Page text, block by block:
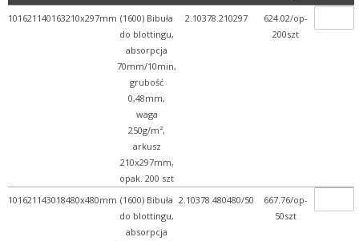
+ Pipetowanie i dawkowani...
+ Porcelana laboratoryjna
+ Termometry / Areometry
+ Urządzenia laboratoryj...
101621140163210x297mm (1600) Bibuła
do blottingu,
absorpcja
70mm/10min,
grubość
0,48mm,
waga
250g/m²,
arkusz
210x297mm,
opak. 200 szt
2.10378.210297
624.02/op-
200szt
101621143018480x480mm (1600) Bibuła
do blottingu,
absorpcja
2.10378.480480/50
667.76/op-
50szt